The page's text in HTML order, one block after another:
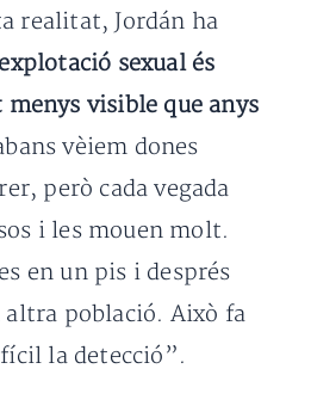
realitat, Jordán ha
sexual és
visible que anys
vèiem dones
però cada vegada
i les mouen molt.
en un pis i després
altra població. Això fa
la detecció”.